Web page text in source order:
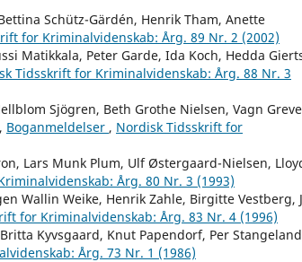
Schütz-Gärdén, Henrik Tham, Anette
for Kriminalvidenskab: Årg. 89 Nr. 2 (2002)
Matikkala, Peter Garde, Ida Koch, Hedda
Tidsskrift for Kriminalvidenskab: Årg. 88 Nr. 3
Sjögren, Beth Grothe Nielsen, Vagn
Boganmeldelser , Nordisk Tidsskrift for
Lars Munk Plum, Ulf Østergaard-Nielsen,
Årg. 80 Nr. 3 (1993)
Wallin Weike, Henrik Zahle, Birgitte Vestberg,
for Kriminalvidenskab: Årg. 83 Nr. 4 (1996)
Kyvsgaard, Knut Papendorf, Per
Årg. 73 Nr. 1 (1986)